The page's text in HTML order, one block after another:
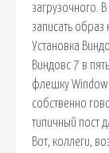
загрузочного.
записать
Установка
Виндовс 7 в
флешку
собственно
типичный пост
Вот, коллеги,